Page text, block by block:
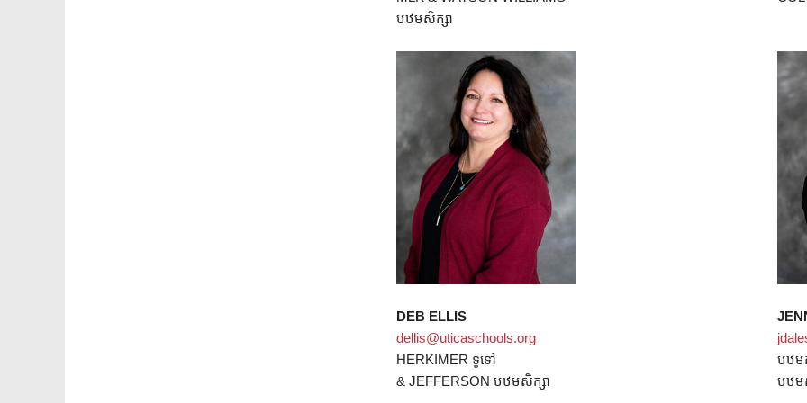
បឋមសិក្សា
DEB ELLIS
dellis@uticaschools.org
HERKIMER ទូទៅ
& JEFFERSON បឋមសិក្សា
បឋម
បឋម